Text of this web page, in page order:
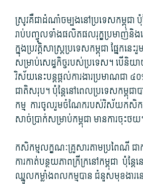
ស្រូវ​គឺជា​ដំណាំ​ចម្បង​នៅ​ប្រទេស​កម្ពុជា
រាប់បញ្ចូល​ទាំង​ផលិតផល​រុក្ខ​ប្រមាញ់​និង​
ក្នុង​ប្រវត្តិ​សាស្រ្ត​ប្រទេស​កម្ពុជា ផ្នែក​ន
សម្រាប់​សេដ្ឋកិច្ច​របស់​ប្រទេស។ បើ​និយា
វិស័យ​នេះ​បន្ត​ផ្តល់​ការងារ​ប្រមាណ​ជា ៤០​
ជាតិ​សរុប។ ប៉ុន្តែ​នៅពេល​ប្រទេស​កម្ពុជ
កម្ម​ ការចូលរួម​ចំណែក​របស់​វិស័យ​កសិកម្
សាច់ប្រាក់​សម្រាប់​កម្ពុជា មានការ​ចុះថ
កសិកម្ម​លក្ខណៈ​គ្រួសារ​តាម​ប្រពៃណី ជា​
ការកាត់បន្ថយ​ភាព​ក្រីក្រ​នៅ​កម្ពុជា​ ប៉ុន្តែ​
ឈ្នួល​កម្លាំង​ពលកម្ម​បាន ជំនួសមុខ​ងារ​ន